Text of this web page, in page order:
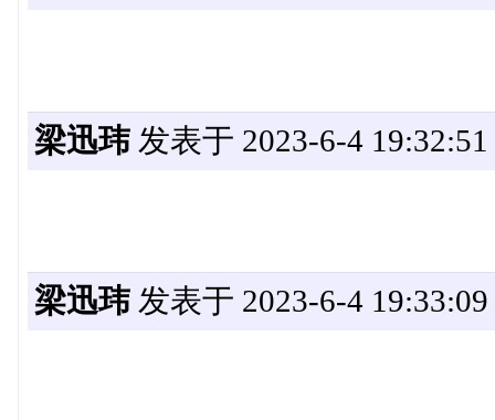
梁迅玮发表于 2023-6-4 19:32:51
梁迅玮发表于 2023-6-4 19:33:09